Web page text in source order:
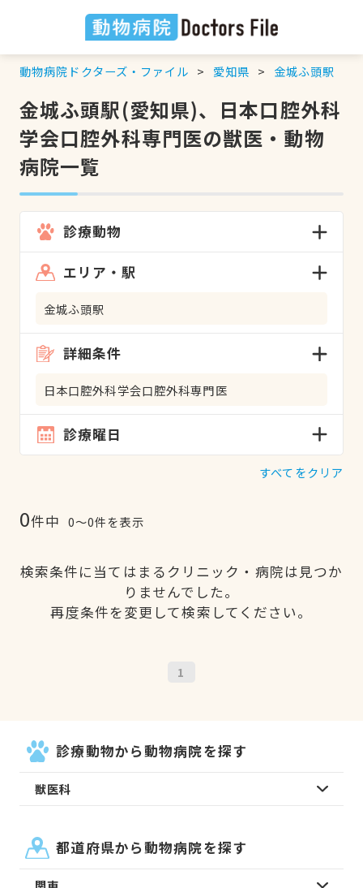
動物病院ドクターズ・ファイル 愛知県 金城ふ頭駅
金城ふ頭駅(愛知県)、日本口腔外科
学会口腔外科専門医の獣医・動物
病院一覧
診療動物
エリア・駅
金城ふ頭駅
詳細条件
日本口腔外科学会口腔外科専門医
診療曜日
すべてをクリア
0件中 0〜0件を表示
検索条件に当てはまるクリニック・病院は見つか
りませんでした。
再度条件を変更して検索してください。
1
診療動物から動物病院を探す
獣医科
都道府県から動物病院を探す